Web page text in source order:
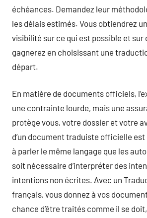
échéances. Demandez leur
les délais estimés. Vous obtiendrez
visibilité sur ce qui est possible et sur
gagnerez en choisissant une
départ.
En matière de documents officiels,
une contrainte lourde, mais une
protège vous, votre dossier et votre
d’un document traduiste officielle
à parler le même langage que les
soit nécessaire d’interpréter des
intentions non écrites. Avec un
français, vous donnez à vos
chance d’être traités comme il se